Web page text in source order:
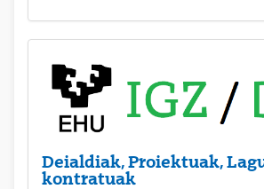
Deialdiak, Proiektuak,
kontratuak